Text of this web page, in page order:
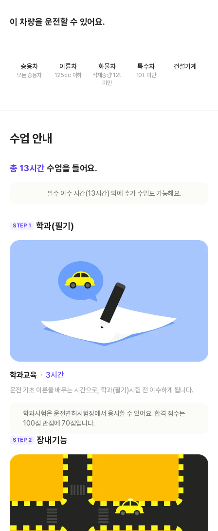
이 차량을 운전할 수 있어요.
승용차
모든 승용차
이륜차
125cc 이하
화물차
적재중량 12t
미만
특수차
10t 미만
건설기계
수업 안내
총 13시간 수업을 들어요.
필수 이수 시간(13시간) 외에 추가 수업도 가능해요.
STEP 1 학과(필기)
학과교육 ･ 3시간
운전 기초 이론을 배우는 시간으로, 학과(필기)시험 전 이수하게 됩니다.
학과시험은 운전면허시험장에서 응시할 수 있어요. 합격 점수는
100점 만점에 70점입니다.
STEP 2 장내기능